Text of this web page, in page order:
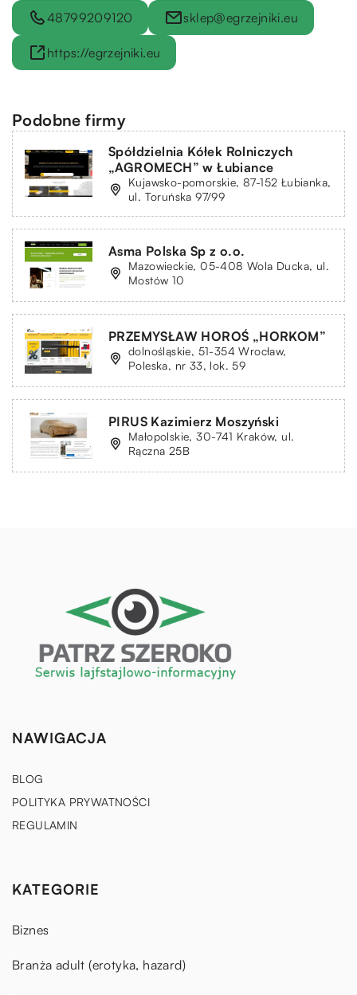
48799209120 sklep@egrzejniki.eu
https://egrzejniki.eu
Podobne firmy
Spółdzielnia Kółek Rolniczych
„AGROMECH” w Łubiance
Kujawsko-pomorskie, 87-152 Łubianka,
ul. Toruńska 97/99
Asma Polska Sp z o.o.
Mazowieckie, 05-408 Wola Ducka, ul.
Mostów 10
PRZEMYSŁAW HOROŚ „HORKOM”
dolnośląskie, 51-354 Wrocław,
Poleska, nr 33, lok. 59
PIRUS Kazimierz Moszyński
Małopolskie, 30-741 Kraków, ul.
Rączna 25B
NAWIGACJA
BLOG
POLITYKA PRYWATNOŚCI
REGULAMIN
KATEGORIE
Biznes
Branża adult (erotyka, hazard)